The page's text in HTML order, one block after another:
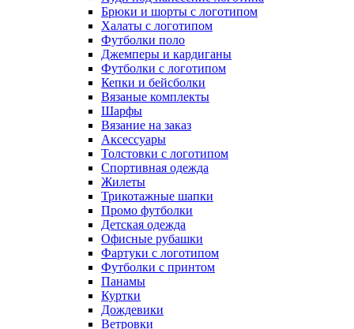
Брюки и шорты с логотипом
Халаты с логотипом
Футболки поло
Джемперы и кардиганы
Футболки с логотипом
Кепки и бейсболки
Вязаные комплекты
Шарфы
Вязание на заказ
Аксессуары
Толстовки с логотипом
Спортивная одежда
Жилеты
Трикотажные шапки
Промо футболки
Детская одежда
Офисные рубашки
Фартуки с логотипом
Футболки с принтом
Панамы
Куртки
Дождевики
Ветровки